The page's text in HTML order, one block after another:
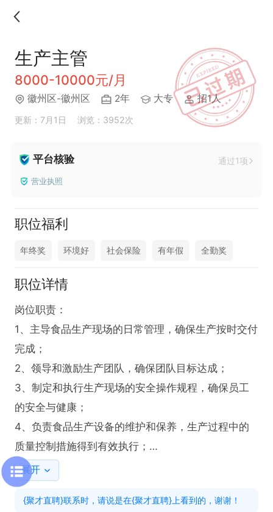
生产主管
8000-10000元/月
徽州区-徽州区 2年 大专 招1人
更新：7月1日 浏览：3952次
平台核验 通过1项
营业执照
职位福利
年终奖 环境好 社会保险 有年假 全勤奖
职位详情
岗位职责：
1、主导食品生产现场的日常管理，确保生产按时交付
完成；
2、领导和激励生产团队，确保团队目标达成；
3、制定和执行生产现场的安全操作规程，确保员工
的安全与健康；
4、负责食品生产设备的维护和保养，生产过程中的
质量控制措施得到有效执行；
5、分析车间每日生产情况，成本消耗情况，改善并
提高生产效率；
任职要求：
展开
{聚才直聘}联系时，请说是在{聚才直聘}上看到的，谢谢！